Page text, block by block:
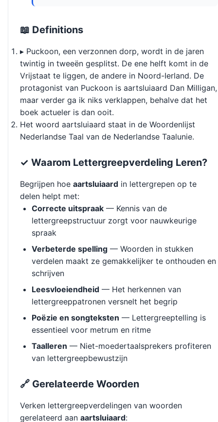
📖 Definitions
▸ Puckoon, een verzonnen dorp, wordt in de jaren
twintig in tweeën gesplitst. De ene helft komt in de
Vrijstaat te liggen, de andere in Noord-Ierland. De
protagonist van Puckoon is aartsluiaard Dan Milligan,
maar verder ga ik niks verklappen, behalve dat het
boek actueler is dan ooit.
Het woord aartsluiaard staat in de Woordenlijst
Nederlandse Taal van de Nederlandse Taalunie.
✓ Waarom Lettergreepverdeling Leren?
Begrijpen hoe aartsluiaard in lettergrepen op te
delen helpt met:
Correcte uitspraak — Kennis van de
lettergreepstructuur zorgt voor nauwkeurige
spraak
Verbeterde spelling — Woorden in stukken
verdelen maakt ze gemakkelijker te onthouden en
schrijven
Leesvloeiendheid — Het herkennen van
lettergreeppatronen versnelt het begrip
Poëzie en songteksten — Lettergreeptelling is
essentieel voor metrum en ritme
Taalleren — Niet-moedertaalsprekers profiteren
van lettergreepbewustzijn
🔗 Gerelateerde Woorden
Verken lettergreepverdelingen van woorden
gerelateerd aan aartsluiaard: